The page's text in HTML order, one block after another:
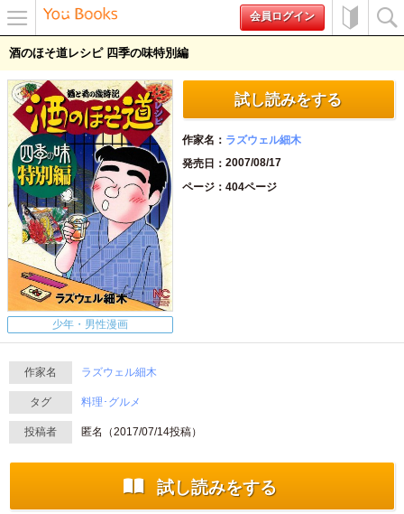
ー
会員ログイン
酒のほそ道レシピ 四季の味特別編
少年・男性漫画
試し読みをする
作家名
ラズウェル細木
発売日
2007/08/17
ページ
404ページ
作家名 ラズウェル細木
タグ 料理･グルメ
投稿者 匿名（2017/07/14投稿）
試し読みをする